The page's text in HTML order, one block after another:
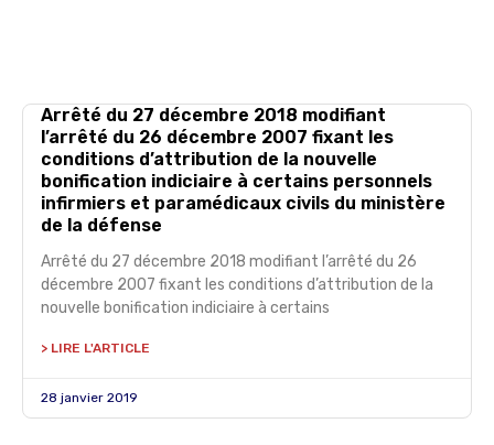
Arrêté du 27 décembre 2018 modifiant
l’arrêté du 26 décembre 2007 fixant les
conditions d’attribution de la nouvelle
bonification indiciaire à certains personnels
infirmiers et paramédicaux civils du ministère
de la défense
Arrêté du 27 décembre 2018 modifiant l’arrêté du 26
décembre 2007 fixant les conditions d’attribution de la
nouvelle bonification indiciaire à certains
> LIRE L'ARTICLE
28 janvier 2019